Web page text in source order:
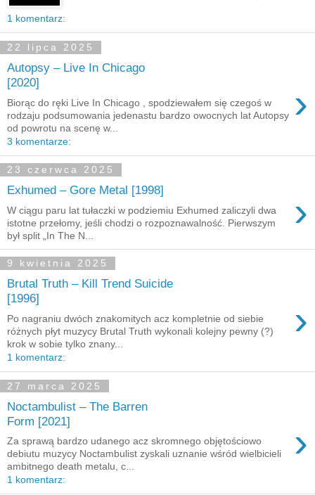
1 komentarz:
22 lipca 2025
Autopsy – Live In Chicago
[2020]
›
Biorąc do ręki Live In Chicago , spodziewałem się czegoś w
rodzaju podsumowania jedenastu bardzo owocnych lat Autopsy
od powrotu na scenę w...
3 komentarze:
23 czerwca 2025
Exhumed – Gore Metal [1998] ›
W ciągu paru lat tułaczki w podziemiu Exhumed zaliczyli dwa
istotne przełomy, jeśli chodzi o rozpoznawalność. Pierwszym
był split „In The N...
9 kwietnia 2025
Brutal Truth – Kill Trend Suicide
[1996]
›
Po nagraniu dwóch znakomitych acz kompletnie od siebie
różnych płyt muzycy Brutal Truth wykonali kolejny pewny (?)
krok w sobie tylko znany...
1 komentarz:
27 marca 2025
Noctambulist – The Barren
Form [2021]
›
Za sprawą bardzo udanego acz skromnego objętościowo
debiutu muzycy Noctambulist zyskali uznanie wśród wielbicieli
ambitnego death metalu, c...
1 komentarz: